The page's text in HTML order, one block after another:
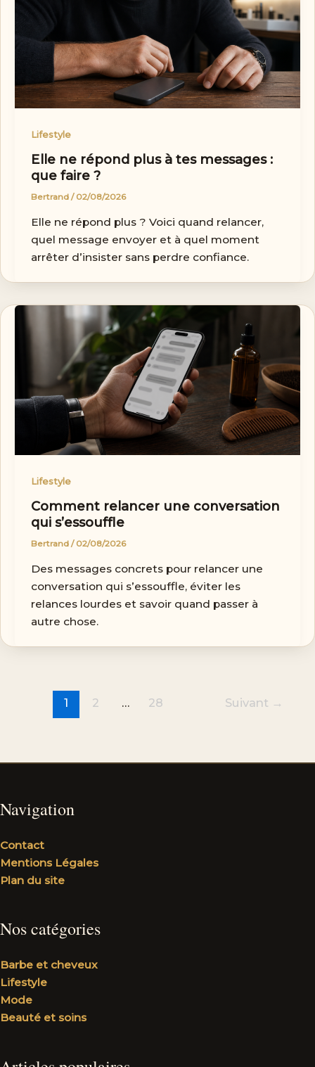
Lifestyle
Elle ne répond plus à tes messages :
que faire ?
Bertrand/ 02/08/2026
Elle ne répond plus ? Voici quand relancer,
quel message envoyer et à quel moment
arrêter d’insister sans perdre confiance.
Lifestyle
Comment relancer une conversation
qui s’essouffle
Bertrand/ 02/08/2026
Des messages concrets pour relancer une
conversation qui s’essouffle, éviter les
relances lourdes et savoir quand passer à
autre chose.
1 2 … 28 Suivant →
Navigation
Contact
Mentions Légales
Plan du site
Nos catégories
Barbe et cheveux
Lifestyle
Mode
Beauté et soins